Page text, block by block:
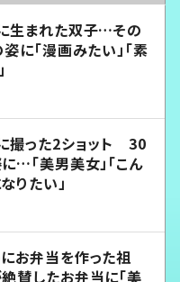
生まれた双子…その
に「漫画みたい」「素
撮った2ショット 30
…「美男美女」「こん
りたい」
お弁当を作った祖
賛したお弁当に「美